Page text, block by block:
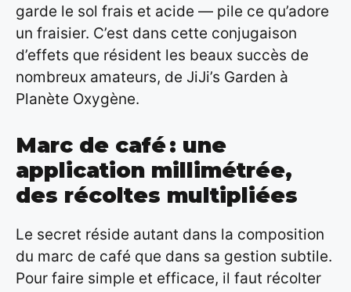
garde le sol frais et acide — pile ce qu’adore
un fraisier. C’est dans cette conjugaison
d’effets que résident les beaux succès de
nombreux amateurs, de JiJi’s Garden à
Planète Oxygène.
Marc de café : une
application millimétrée,
des récoltes multipliées
Le secret réside autant dans la composition
du marc de café que dans sa gestion subtile.
Pour faire simple et efficace, il faut récolter